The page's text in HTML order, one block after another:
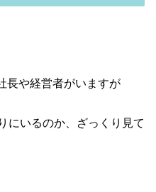
長や経営者がいますが
にいるのか、ざっくり見て